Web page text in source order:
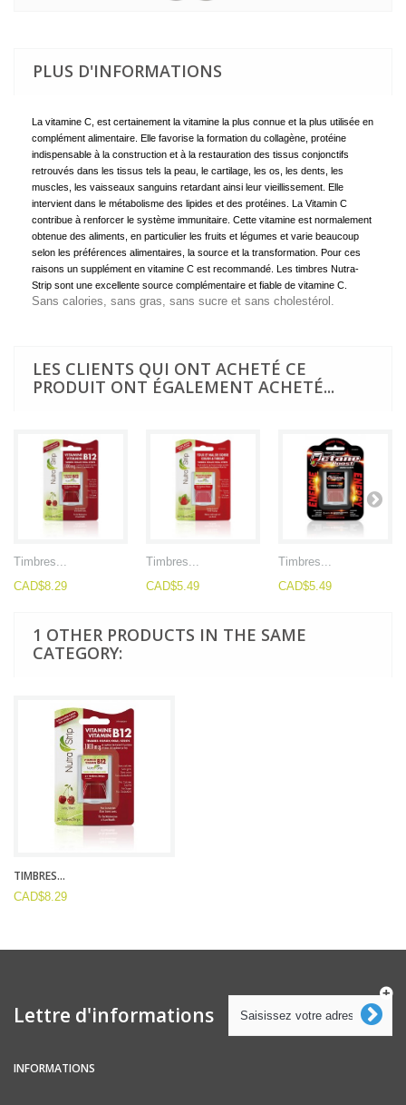
PLUS D'INFORMATIONS
La vitamine C, est certainement la vitamine la plus connue et la plus utilisée en
complément alimentaire. Elle favorise la formation du collagène, protéine
indispensable à la construction et à la restauration des tissus conjonctifs
retrouvés dans les tissus tels la peau, le cartilage, les os, les dents, les
muscles, les vaisseaux sanguins retardant ainsi leur vieillissement. Elle
intervient dans le métabolisme des lipides et des protéines. La Vitamin C
contribue à renforcer le système immunitaire. Cette vitamine est normalement
obtenue des aliments, en particulier les fruits et légumes et varie beaucoup
selon les préférences alimentaires, la source et la transformation. Pour ces
raisons un supplément en vitamine C est recommandé. Les timbres Nutra-
Strip sont une excellente source complémentaire et fiable de vitamine C.
Sans calories, sans gras, sans sucre et sans cholestérol.
LES CLIENTS QUI ONT ACHETÉ CE
PRODUIT ONT ÉGALEMENT ACHETÉ...
Timbres...
CAD$8.29
Timbres...
CAD$5.49
Timbres...
CAD$5.49
1 OTHER PRODUCTS IN THE SAME
CATEGORY:
TIMBRES...
CAD$8.29
Lettre d'informations
INFORMATIONS